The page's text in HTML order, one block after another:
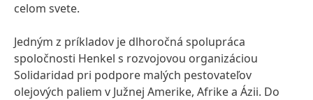
celom svete.
Jedným z príkladov je dlhoročná spolupráca
spoločnosti Henkel s rozvojovou organizáciou
Solidaridad pri podpore malých pestovateľov
olejových paliem v Južnej Amerike, Afrike a Ázii. Do